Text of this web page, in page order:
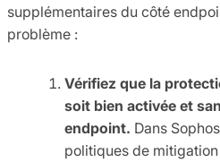
supplémentaires du côté
problème :
Vérifiez que la
soit bien activée et
endpoint. Dans
politiques de